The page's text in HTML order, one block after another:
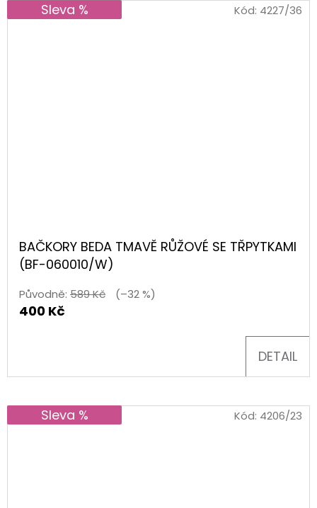
Sleva %
BAČKORY BEDA TMAVĚ RŮŽOVÉ SE TŘPYTKAMI
(BF-060010/W)
Původně: 589 Kč (–32 %)
400 Kč
DETAIL
Kód: 4227/36
Sleva % Kód: 4206/23